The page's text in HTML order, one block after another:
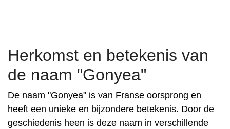
Herkomst en betekenis van
de naam "Gonyea"
De naam "Gonyea" is van Franse oorsprong en
heeft een unieke en bijzondere betekenis. Door de
geschiedenis heen is deze naam in verschillende